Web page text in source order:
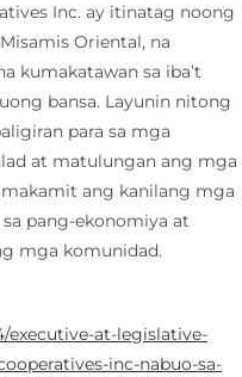
Inc. ay itinatag noong
Oriental, na
kumakatawan sa iba’t
bansa. Layunin nitong
para sa mga
at matulungan ang mga
ang kanilang mga
pang-ekonomiya at
mga komunidad.
executive-at-legislative-
inc-nabuo-sa-